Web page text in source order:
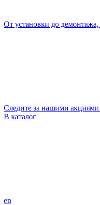
От установки до демонтажа,
Следите за нашими
В каталог
en